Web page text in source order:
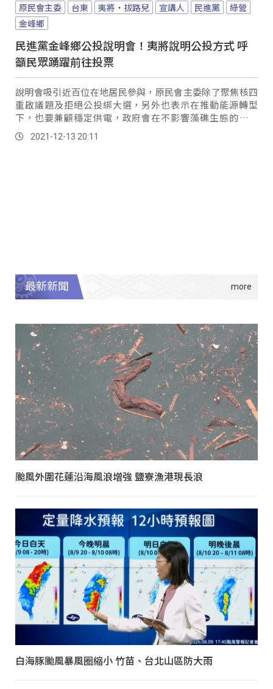
原民會主委
台東 夷將‧拔路兒 宣講人 民進黨
綠營
金峰鄉
民進黨金峰鄉公投說明會！夷將說明公投方式 呼
籲民眾踴躍前往投票
說明會吸引近百位在地居民參與，原民會主委除了聚焦核四
重啟議題及拒絕公投綁大選，另外也表示在推動能源轉型
下，也要兼顧穩定供電，政府會在不影響藻礁生態的前提
下，運作中油天然氣第三接收站，而至於萊豬議題，則強調
進口豬肉是符合國際檢驗標準，請民眾放心，呼籲族人能都
2021-12-13 20:11
最新新聞
颱風外圍花蓮沿海風浪增強 鹽寮漁港現長浪
白海豚颱風暴風圈縮小 竹苗、台北山區防大雨